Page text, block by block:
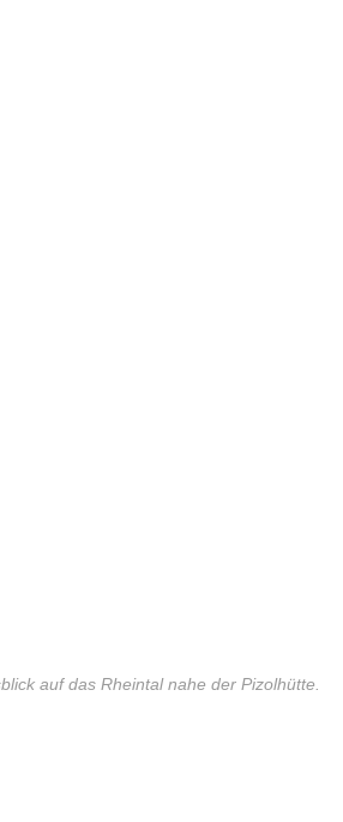
auf das Rheintal nahe der Pizolhütte.